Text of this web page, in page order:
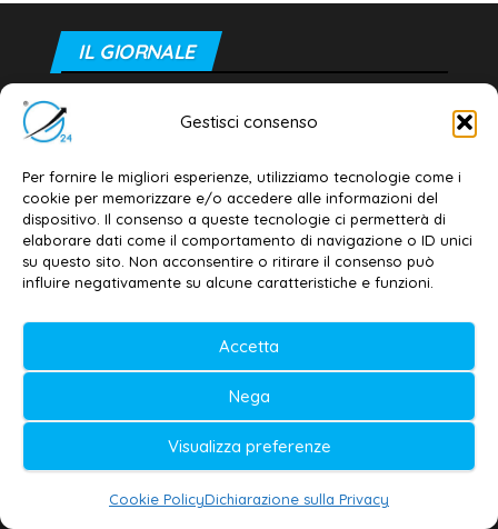
Gestisci consenso
Per fornire le migliori esperienze, utilizziamo tecnologie come i
cookie per memorizzare e/o accedere alle informazioni del
dispositivo. Il consenso a queste tecnologie ci permetterà di
elaborare dati come il comportamento di navigazione o ID unici
su questo sito. Non acconsentire o ritirare il consenso può
influire negativamente su alcune caratteristiche e funzioni.
Accetta
Nega
Visualizza preferenze
Cookie PolicyDichiarazione sulla Privacy
IL GIORNALE
Galatina24
Testata giornalistica iscritta al n. 11/2020 del
Registro della Stampa del Tribunale di Lecce
Il marchio è registrato e tutelato dal Ministero
delle Imprese e Made in Italy
PROMO G24
Player